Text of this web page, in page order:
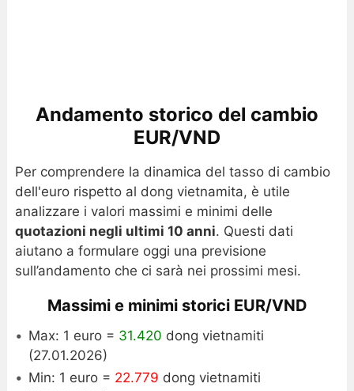
Andamento storico del cambio
EUR/VND
Per comprendere la dinamica del tasso di cambio
dell'euro rispetto al dong vietnamita, è utile
analizzare i valori massimi e minimi delle
quotazioni negli ultimi 10 anni. Questi dati
aiutano a formulare oggi una previsione
sull’andamento che ci sarà nei prossimi mesi.
Massimi e minimi storici EUR/VND
Max: 1 euro = 31.420 dong vietnamiti
(27.01.2026)
Min: 1 euro = 22.779 dong vietnamiti